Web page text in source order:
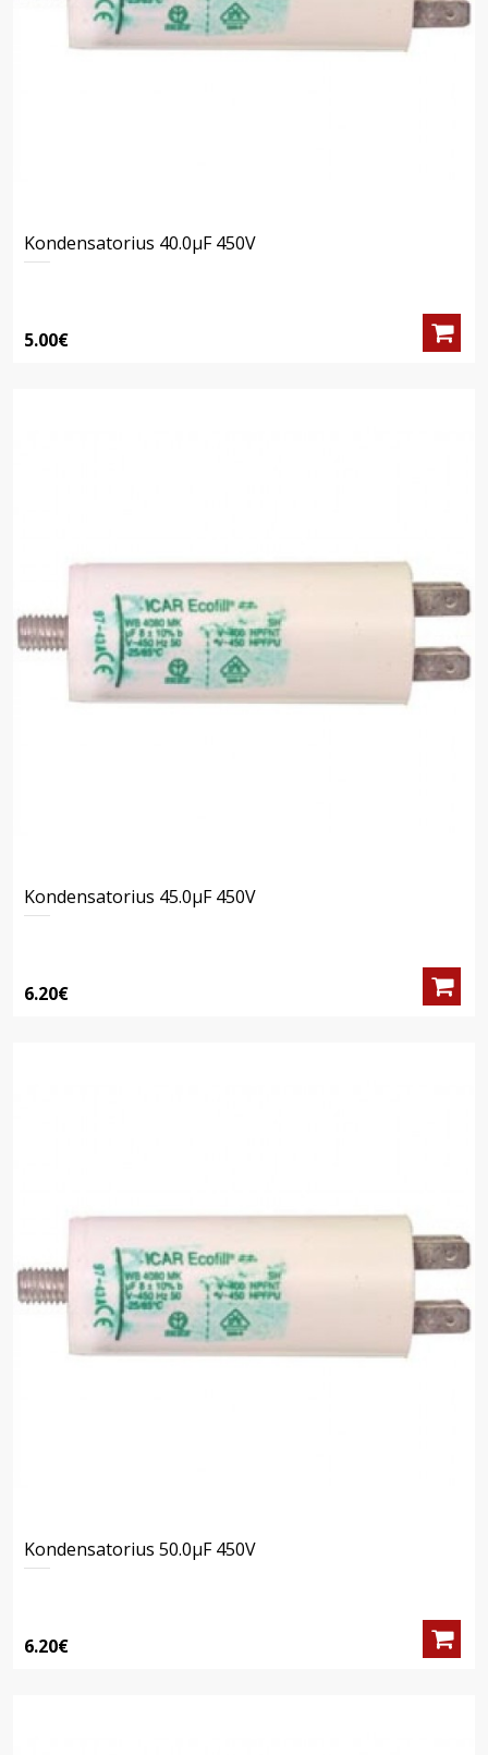
Kondensatorius 40.0μF 450V
5.00€
Kondensatorius 45.0μF 450V
6.20€
Kondensatorius 50.0μF 450V
6.20€